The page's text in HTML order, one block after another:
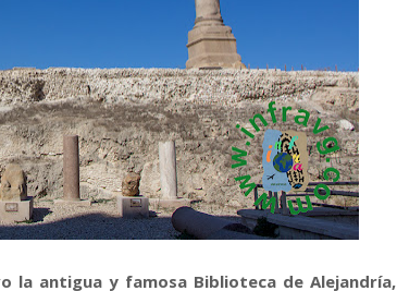
la antigua y famosa Biblioteca de Alejandría,